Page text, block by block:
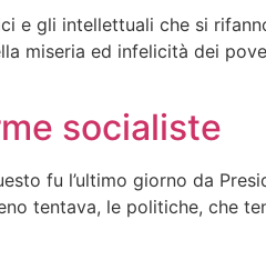
e gli intellettuali che si
miseria ed infelicità dei
socialiste
fu l’ultimo giorno da
tentava, le politiche, che